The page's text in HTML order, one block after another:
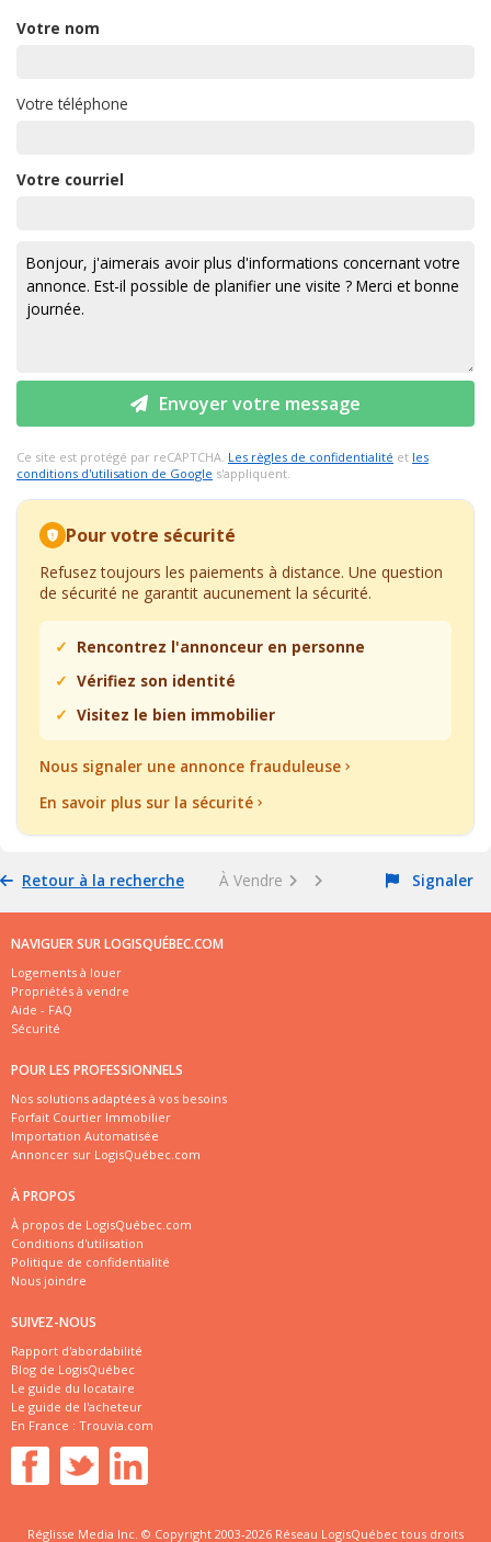
Votre nom
Votre téléphone
Votre courriel
Envoyer votre message
Ce site est protégé par reCAPTCHA. Les règles de confidentialité et les
conditions d'utilisation de Google s'appliquent.
Pour votre sécurité
Refusez toujours les paiements à distance. Une question
de sécurité ne garantit aucunement la sécurité.
Rencontrez l'annonceur en personne
Vérifiez son identité
Visitez le bien immobilier
Nous signaler une annonce frauduleuse
En savoir plus sur la sécurité
Retour à la recherche À Vendre Signaler
NAVIGUER SUR LOGISQUÉBEC.COM
Logements à louer
Propriétés à vendre
Aide - FAQ
Sécurité
POUR LES PROFESSIONNELS
Nos solutions adaptées à vos besoins
Forfait Courtier Immobilier
Importation Automatisée
Annoncer sur LogisQuébec.com
À PROPOS
À propos de LogisQuébec.com
Conditions d'utilisation
Politique de confidentialité
Nous joindre
SUIVEZ-NOUS
Rapport d'abordabilité
Blog de LogisQuébec
Le guide du locataire
Le guide de l'acheteur
En France : Trouvia.com
Réglisse Media Inc. © Copyright 2003-2026 Réseau LogisQuébec tous droits